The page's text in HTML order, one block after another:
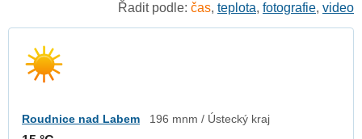
Řadit podle: čas, teplota, fotografie, video
Roudnice nad Labem 196 mnm / Ústecký kraj